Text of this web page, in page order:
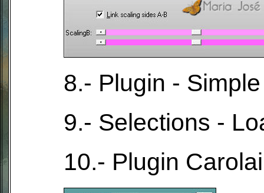
8.- Plugin -
9.- Selections -
10.- Plugin